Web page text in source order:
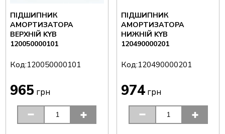
ПІДШИПНИК
АМОРТИЗАТОРА
ВЕРХНІЙ KYB
120050000101
Код:120050000101
965 грн
ПІДШИПНИК
АМОРТИЗАТОРА
НИЖНІЙ KYB
120490000201
Код:120490000201
974 грн